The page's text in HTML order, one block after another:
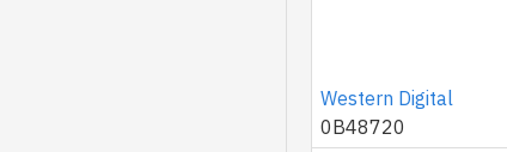
Western Digital
0B48720